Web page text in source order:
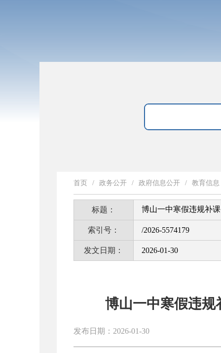
首页 / 政务公开 / 政府信息公开 / 教育信息
标题： 博山一中寒假违规补
索引号： /2026-5574179
发文日期： 2026-01-30
博山一中寒假违规
发布日期：2026-01-30